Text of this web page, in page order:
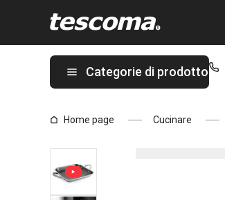
Categorie di prodotto
Home page Cucinare